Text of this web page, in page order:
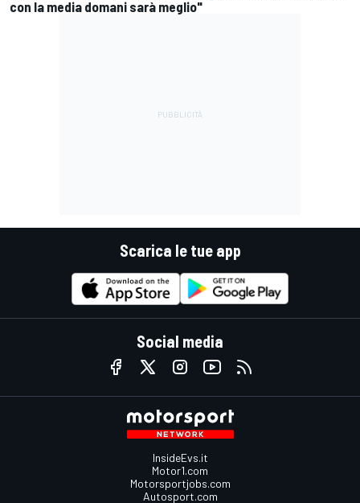
con la media domani sarà meglio"
Scarica le tue app
Social media
InsideEvs.it
Motor1.com
Motorsportjobs.com
Autosport.com